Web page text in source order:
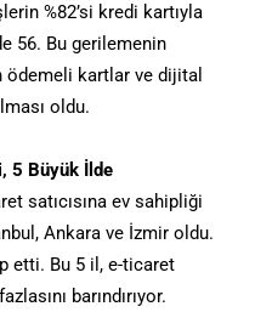
%82’si kredi kartıyla
56. Bu gerilemenin
ödemeli kartlar ve dijital
oldu.
5 Büyük İlde
satıcısına ev sahipliği
Ankara ve İzmir oldu.
etti. Bu 5 il, e-ticaret
barındırıyor.